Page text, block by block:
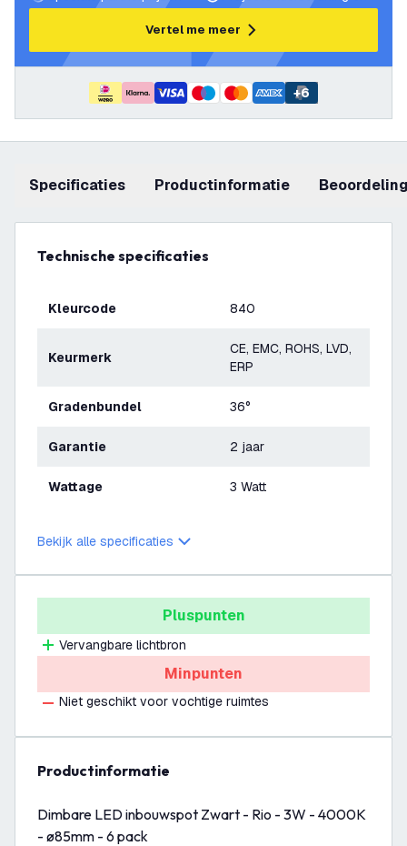
Vertel me meer
+6
Specificaties productinformatie
Technische specificaties
Kleurcode 840
Keurmerk
CE, EMC, ROHS, LVD,
ERP
Gradenbundel 36°
Garantie 2 jaar
Wattage 3 Watt
Bekijk alle specificaties
Pluspunten
Vervangbare lichtbron
Minpunten
Niet geschikt voor vochtige ruimtes
productinformatie
Dimbare LED inbouwspot Zwart - Rio - 3W - 4000K
- ø85mm - 6 pack